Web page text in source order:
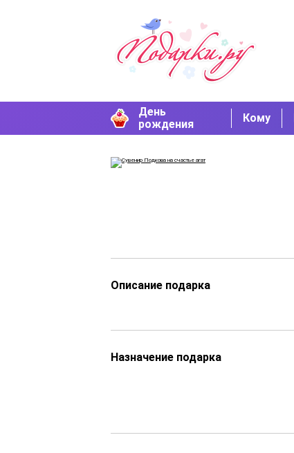
День
рождения
Кому
Описание подарка
Назначение подарка